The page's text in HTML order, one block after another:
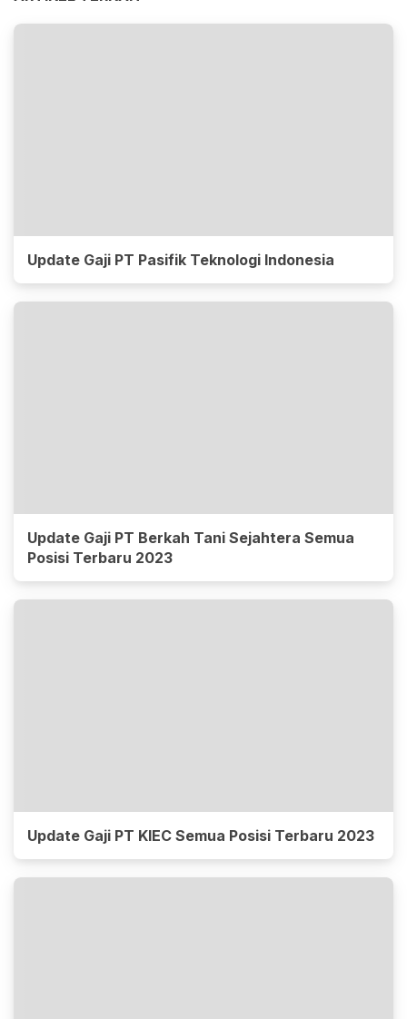
Update Gaji PT Pasifik Teknologi Indonesia
Update Gaji PT Berkah Tani Sejahtera Semua
Posisi Terbaru 2023
Update Gaji PT KIEC Semua Posisi Terbaru 2023